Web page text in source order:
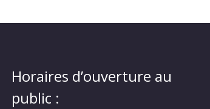
Horaires d’ouverture au
public :